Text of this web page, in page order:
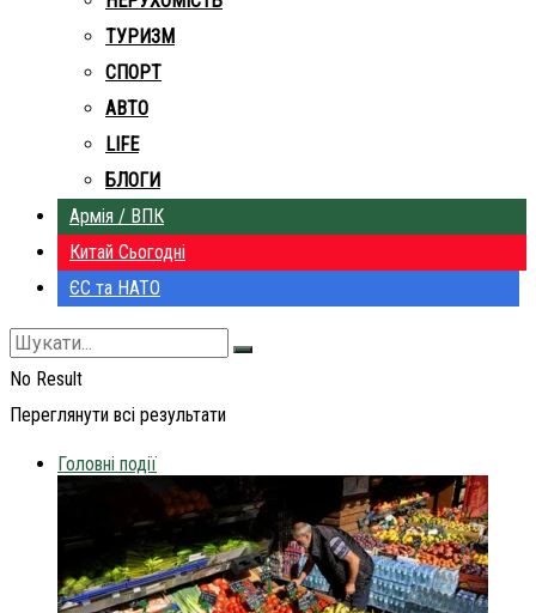
ТУРИЗМ
СПОРТ
АВТО
LIFE
БЛОГИ
Армія / ВПК
Китай Сьогодні
ЄС та НАТО
No Result
Переглянути всі результати
Головні події